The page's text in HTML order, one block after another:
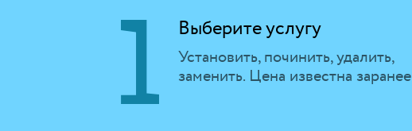
Выберите услугу
Установить, починить, удалить,
заменить. Цена известна заранее